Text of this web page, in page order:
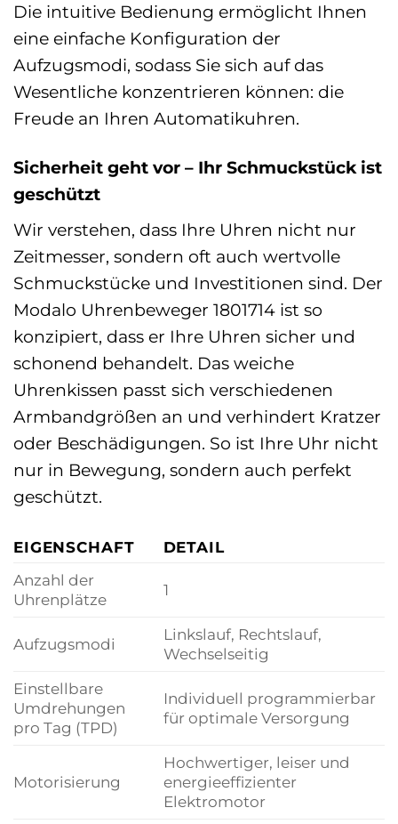
Die intuitive Bedienung ermöglicht Ihnen
eine einfache Konfiguration der
Aufzugsmodi, sodass Sie sich auf das
Wesentliche konzentrieren können: die
Freude an Ihren Automatikuhren.
Sicherheit geht vor – Ihr Schmuckstück ist
geschützt
Wir verstehen, dass Ihre Uhren nicht nur
Zeitmesser, sondern oft auch wertvolle
Schmuckstücke und Investitionen sind. Der
Modalo Uhrenbeweger 1801714 ist so
konzipiert, dass er Ihre Uhren sicher und
schonend behandelt. Das weiche
Uhrenkissen passt sich verschiedenen
Armbandgrößen an und verhindert Kratzer
oder Beschädigungen. So ist Ihre Uhr nicht
nur in Bewegung, sondern auch perfekt
geschützt.
EIGENSCHAFT
DETAIL
Anzahl der
Uhrenplätze
1
Aufzugsmodi
Linkslauf, Rechtslauf,
Wechselseitig
Einstellbare
Umdrehungen
pro Tag (TPD)
Individuell programmierbar
für optimale Versorgung
Motorisierung
Hochwertiger, leiser und
energieeffizienter
Elektromotor